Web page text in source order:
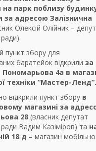
парк поблизу
за адресою Залізнична
Олексій Олійник –
пункт збору для
баратейок відкрили за
4а в
техніки “Мастер-Ленд”.
відкрили пункт збору в
магазині за
28 (власник депутат
Вадим Казіміров) та
18 д – магазин